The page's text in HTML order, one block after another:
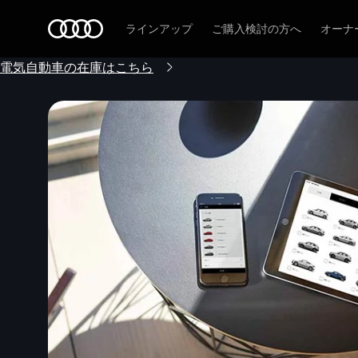
ラインアップ ご購入検討の方へ オーナ
電気自動車の在庫はこちら